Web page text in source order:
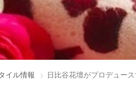
イル情報 日比谷花壇がプロデュー